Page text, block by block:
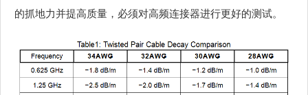
的抓地力并提高质量，必须对高频连接器进行更好的测试。